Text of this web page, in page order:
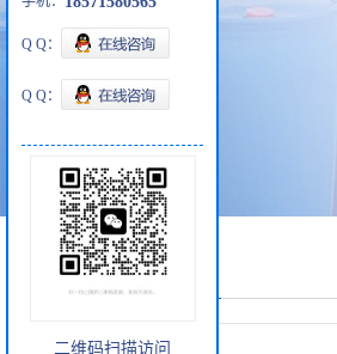
产品展厅
Q Q：
Q Q：
二维码扫描访问